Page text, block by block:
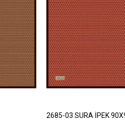
2685-03 SURA İPEK